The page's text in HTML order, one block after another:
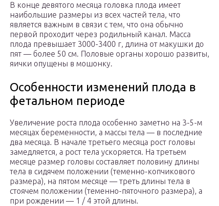
В конце девятого месяца головка плода имеет
наибольшие размеры из всех частей тела, что
является важным в связи с тем, что она обычно
первой проходит через родильный канал. Масса
плода превышает 3000-3400 г, длина от макушки до
пят — более 50 см. Половые органы хорошо развиты,
яички опущены в мошонку.
Особенности изменений плода в
фетальном периоде
Увеличение роста плода особенно заметно на 3-5-м
месяцах беременности, а массы тела — в последние
два месяца. В начале третьего месяца рост головы
замедляется, а рост тела ускоряется. На третьем
месяце размер головы составляет половину длины
тела в сидячем положении (теменно-копчикового
размера), на пятом месяце — треть длины тела в
стоячем положении (теменно-пяточного размера), а
при рождении — 1 / 4 этой длины.